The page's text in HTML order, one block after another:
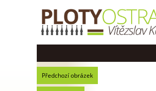
Předchozí obrázek